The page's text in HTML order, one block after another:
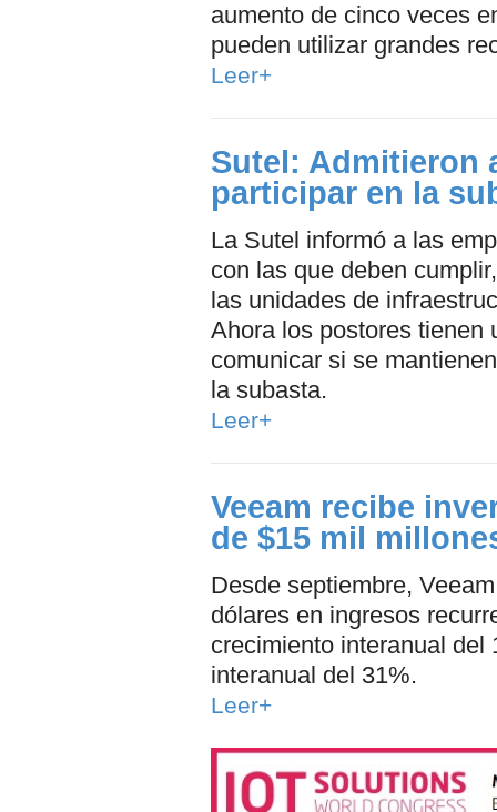
aumento de cinco veces
pueden utilizar grandes
Leer+
Sutel: Admitieron
participar en la
La Sutel informó a las
con las que deben
las unidades de
Ahora los postores tienen
comunicar si se
la subasta.
Leer+
Veeam recibe
de $15 mil
Desde septiembre,
dólares en ingresos
crecimiento interanual
interanual del 31%.
Leer+